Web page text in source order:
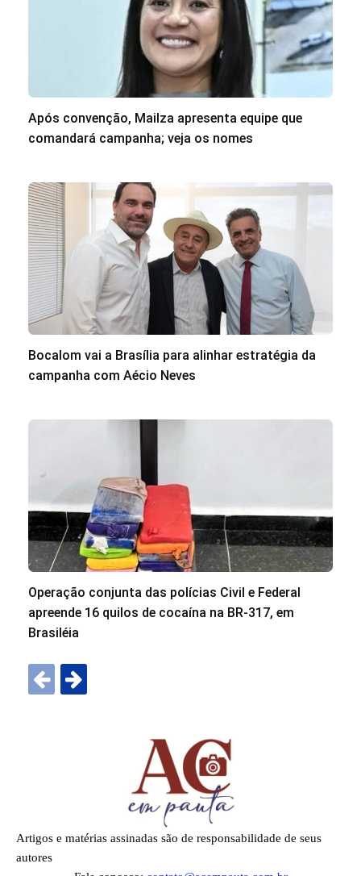
Após convenção, Mailza apresenta equipe que
comandará campanha; veja os nomes
Bocalom vai a Brasília para alinhar estratégia da
campanha com Aécio Neves
Operação conjunta das polícias Civil e Federal
apreende 16 quilos de cocaína na BR-317, em
Brasiléia
Artigos e matérias assinadas são de responsabilidade de seus
autores